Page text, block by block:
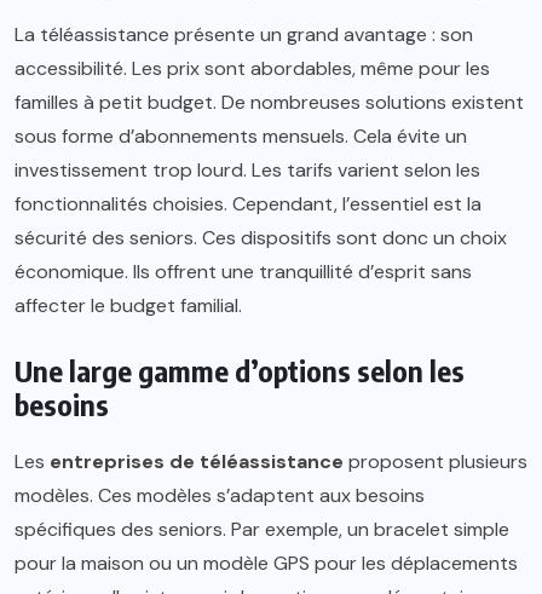
La téléassistance présente un grand avantage : son
accessibilité. Les prix sont abordables, même pour les
familles à petit budget. De nombreuses solutions existent
sous forme d’abonnements mensuels. Cela évite un
investissement trop lourd. Les tarifs varient selon les
fonctionnalités choisies. Cependant, l’essentiel est la
sécurité des seniors. Ces dispositifs sont donc un choix
économique. Ils offrent une tranquillité d’esprit sans
affecter le budget familial.
Une large gamme d’options selon les
besoins
Les entreprises de téléassistance proposent plusieurs
modèles. Ces modèles s’adaptent aux besoins
spécifiques des seniors. Par exemple, un bracelet simple
pour la maison ou un modèle GPS pour les déplacements